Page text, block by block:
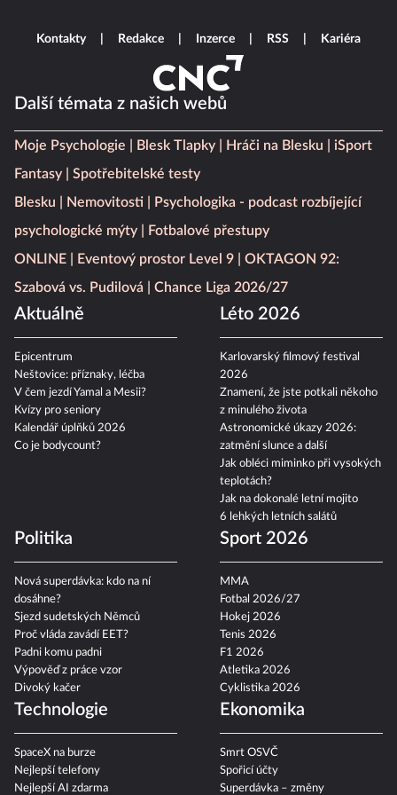
Další témata z našich webů
Moje Psychologie Blesk Tlapky Hráči na Blesku
iSport
Fantasy
Spotřebitelské testy
Blesku
Nemovitosti
Psychologika - podcast rozbíjející
psychologické mýty
Fotbalové přestupy
ONLINE
Eventový prostor Level 9
OKTAGON 92:
Szabová vs. Pudilová
Chance Liga 2026/27
Aktuálně
Epicentrum
Neštovice: příznaky, léčba
V čem jezdí Yamal a Mesii?
Kvízy pro seniory
Kalendář úplňků 2026
Co je bodycount?
Léto 2026
Karlovarský filmový festival
2026
Znamení, že jste potkali někoho
z minulého života
Astronomické úkazy 2026:
zatmění slunce a další
Jak obléci miminko při vysokých
teplotách?
Jak na dokonalé letní mojito
6 lehkých letních salátů
Politika
Nová superdávka: kdo na ní
dosáhne?
Sjezd sudetských Němců
Proč vláda zavádí EET?
Padni komu padni
Výpověď z práce vzor
Divoký kačer
Sport 2026
MMA
Fotbal 2026/27
Hokej 2026
Tenis 2026
F1 2026
Atletika 2026
Cyklistika 2026
Technologie
SpaceX na burze
Nejlepší telefony
Nejlepší AI zdarma
Ekonomika
Smrt OSVČ
Spořicí účty
Superdávka – změny
Kontakty Redakce Inzerce RSS Kariéra